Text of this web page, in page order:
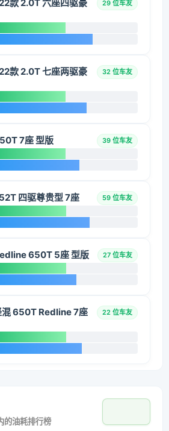
款 2.0T 六座四驱豪
29 位车友
款 2.0T 七座两驱豪
32 位车友
7座 型版 39 位车友
四驱尊贵型 7座 59 位车友
650T 5座 型版 27 位车友
650T Redline 7座
22 位车友
的油耗排行榜